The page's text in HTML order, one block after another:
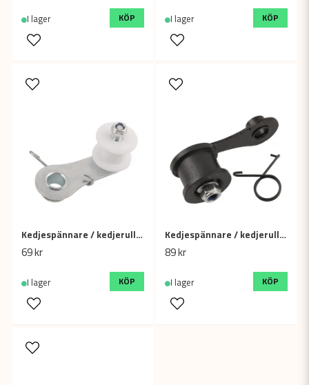
I lager KÖP I lager KÖP
Kedjespännare / kedjerulle plast
69 kr
I lager KÖP
Kedjespännare / kedjerulle kullagrad - Dirtbike / ATV
89 kr
I lager KÖP